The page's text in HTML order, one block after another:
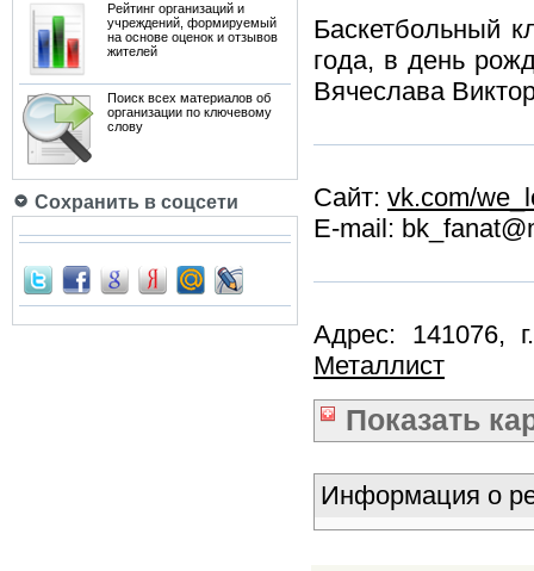
Рейтинг организаций и
учреждений, формируемый
на основе оценок и отзывов
жителей
Поиск всех материалов об
организации по ключевому
слову
Сохранить в соцсети
Баскетбольный
года, в день
Вячеслава
Сайт: vk.com/
E-mail:
Адрес: 141076,
Металлист
Показать
Информация о